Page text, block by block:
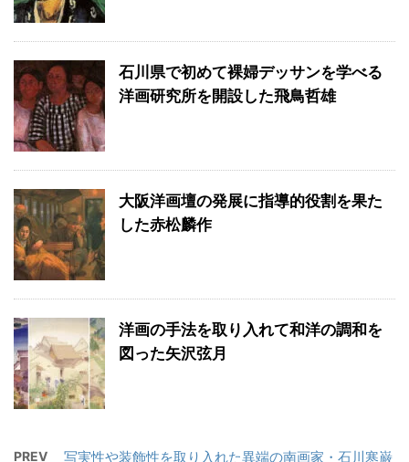
石川県で初めて裸婦デッサンを学べる
洋画研究所を開設した飛鳥哲雄
大阪洋画壇の発展に指導的役割を果た
した赤松麟作
洋画の手法を取り入れて和洋の調和を
図った矢沢弦月
PREV 写実性や装飾性を取り入れた異端の南画家・石川寒巌